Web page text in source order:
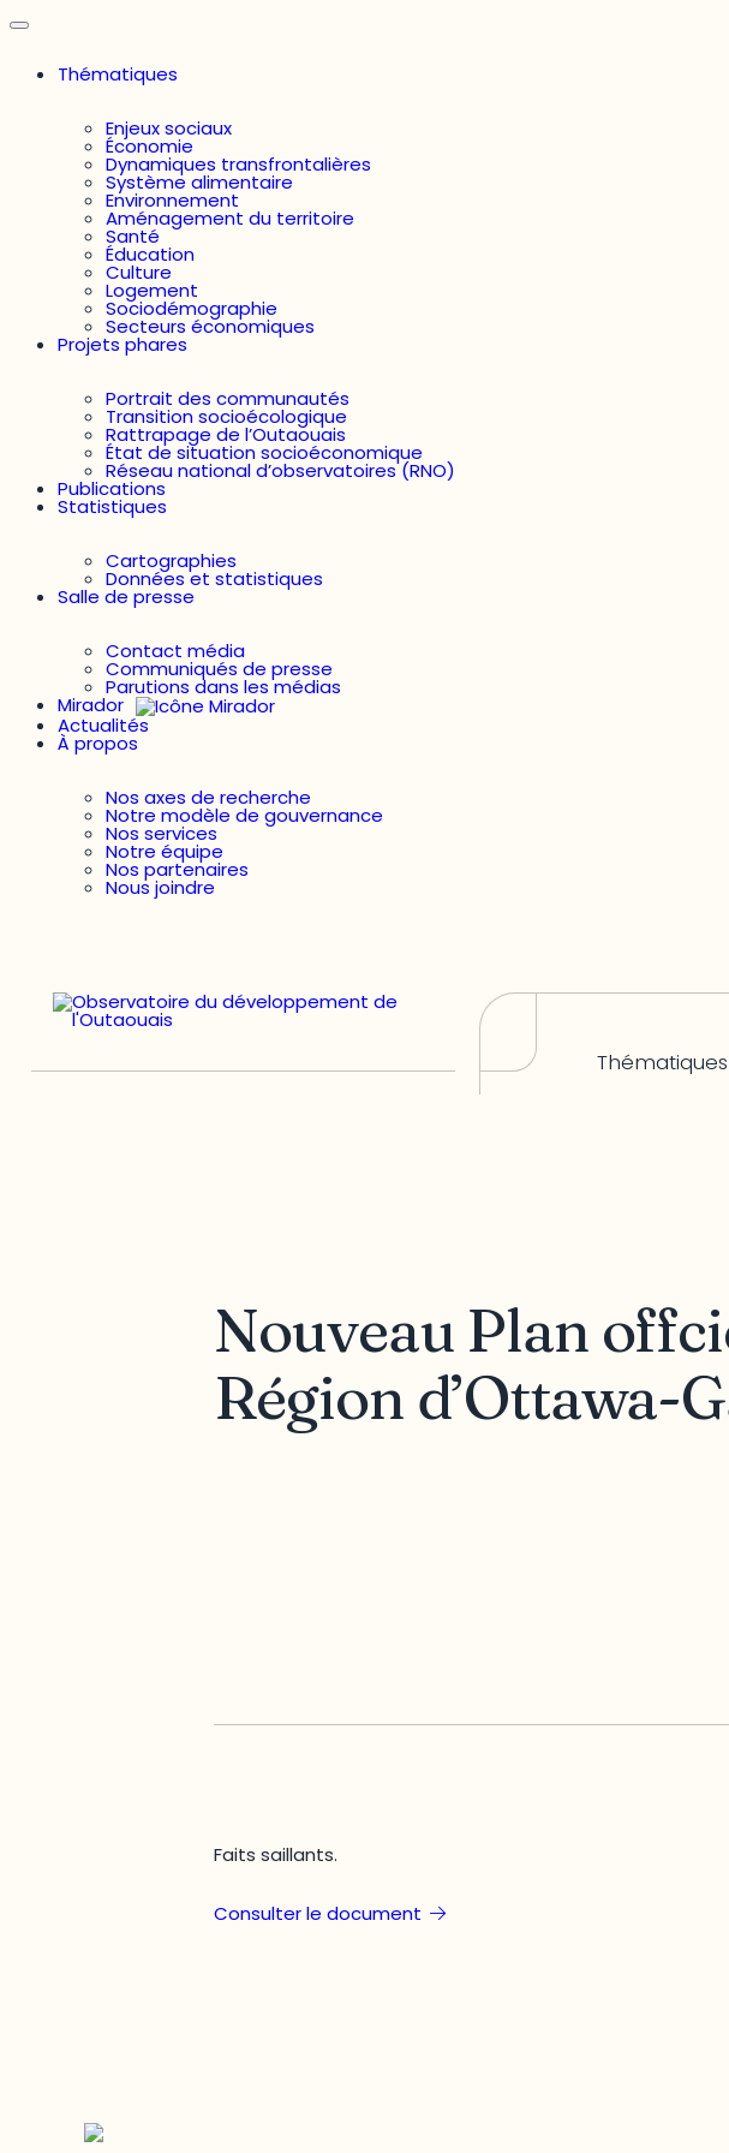
Thématiques
Enjeux sociaux
Économie
Dynamiques transfrontalières
Système alimentaire
Environnement
Aménagement du territoire
Santé
Éducation
Culture
Logement
Sociodémographie
Secteurs économiques
Projets phares
Portrait des communautés
Transition socioécologique
Rattrapage de l’Outaouais
État de situation socioéconomique
Réseau national d’observatoires (RNO)
Publications
Statistiques
Cartographies
Données et statistiques
Salle de presse
Contact média
Communiqués de presse
Parutions dans les médias
Mirador
Actualités
À propos
Nos axes de recherche
Notre modèle de gouvernance
Nos services
Notre équipe
Nos partenaires
Nous joindre
Thématiques
Nouveau Plan
Région d’Ottawa-
Faits saillants.
Consulter le document